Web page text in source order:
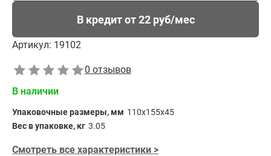
В кредит от 22 руб/мес
Артикул: 19102
0 отзывов
В наличии
Упаковочные размеры, мм 110х155х45
Вес в упаковке, кг 3.05
Смотреть все характеристики >